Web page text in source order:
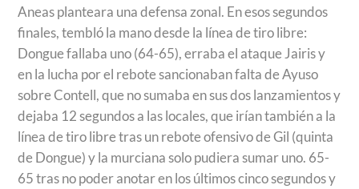
Aneas planteara una defensa zonal. En esos segundos
finales, tembló la mano desde la línea de tiro libre:
Dongue fallaba uno (64-65), erraba el ataque Jairis y
en la lucha por el rebote sancionaban falta de Ayuso
sobre Contell, que no sumaba en sus dos lanzamientos y
dejaba 12 segundos a las locales, que irían también a la
línea de tiro libre tras un rebote ofensivo de Gil (quinta
de Dongue) y la murciana solo pudiera sumar uno. 65-
65 tras no poder anotar en los últimos cinco segundos y